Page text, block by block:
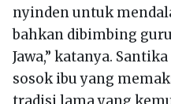
nyinden untuk
bahkan dibimbing
Jawa,” katanya.
sosok ibu yang